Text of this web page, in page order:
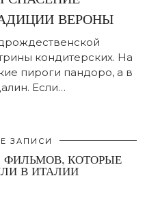
ВЕРОНЫ
кондитерских. На
пироги пандоро, а в
Если…
ЗАПИСИ
ФИЛЬМОВ, КОТОРЫЕ
В ИТАЛИИ